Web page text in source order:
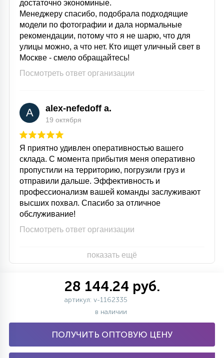
достаточно экономиные.
Менеджеру спасибо, подобрала подходящие
модели по фотографии и дала нормальные
рекомендации, потому что я не шарю, что для
улицы можно, а что нет. Кто ищет уличный свет в
Москве - смело обращайтесь!
Посмотреть ответ организации
A alex-nefedoff a.
19 октября
Я приятно удивлен оперативностью вашего
склада. С момента прибытия меня оперативно
пропустили на территорию, погрузили груз и
отправили дальше. Эффективность и
профессионализм вашей команды заслуживают
высших похвал. Спасибо за отличное
обслуживание!
Посмотреть ответ организации
показать ещё
28 144.24 руб.
артикул: v-1162335
в наличии
ПОЛУЧИТЬ ОПТОВУЮ ЦЕНУ